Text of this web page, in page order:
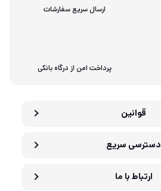
ارسال سریع سفارشات
پرداخت امن از درگاه بانکی
قوانین
دسترسی سریع
ارتباط با ما